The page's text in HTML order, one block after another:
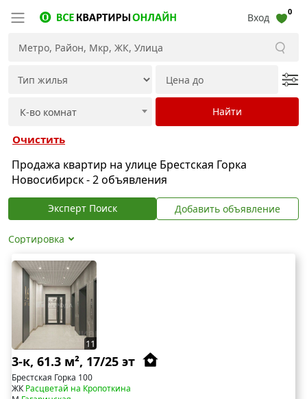
Вход 0
Очистить
Продажа квартир на улице Брестская Горка
Новосибирск - 2 объявления
Эксперт Поиск Добавить объявление
Сортировка
11
3-к, 61.3 м², 17/25 эт
Брестская Горка 100
ЖКРасцветай на Кропоткина